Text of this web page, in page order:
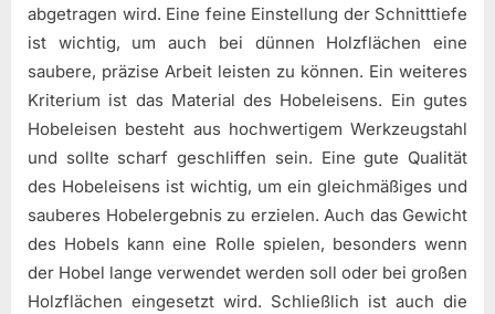
abgetragen wird. Eine feine Einstellung der Schnitttiefe
ist wichtig, um auch bei dünnen Holzflächen eine
saubere, präzise Arbeit leisten zu können. Ein weiteres
Kriterium ist das Material des Hobeleisens. Ein gutes
Hobeleisen besteht aus hochwertigem Werkzeugstahl
und sollte scharf geschliffen sein. Eine gute Qualität
des Hobeleisens ist wichtig, um ein gleichmäßiges und
sauberes Hobelergebnis zu erzielen. Auch das Gewicht
des Hobels kann eine Rolle spielen, besonders wenn
der Hobel lange verwendet werden soll oder bei großen
Holzflächen eingesetzt wird. Schließlich ist auch die